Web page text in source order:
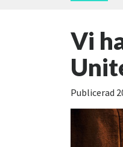
Vi
Publicerad